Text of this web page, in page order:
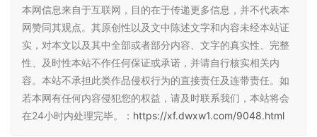
本网信息来自于互联网，目的在于传递更多信息，并不代表本
网赞同其观点。其原创性以及文中陈述文字和内容未经本站证
实，对本文以及其中全部或者部分内容、文字的真实性、完整
性、及时性本站不作任何保证或承诺，并请自行核实相关内
容。本站不承担此类作品侵权行为的直接责任及连带责任。如
若本网有任何内容侵犯您的权益，请及时联系我们，本站将会
在24小时内处理完毕。： https://xf.dwxw1.com/9048.html